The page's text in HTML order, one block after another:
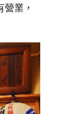
業，